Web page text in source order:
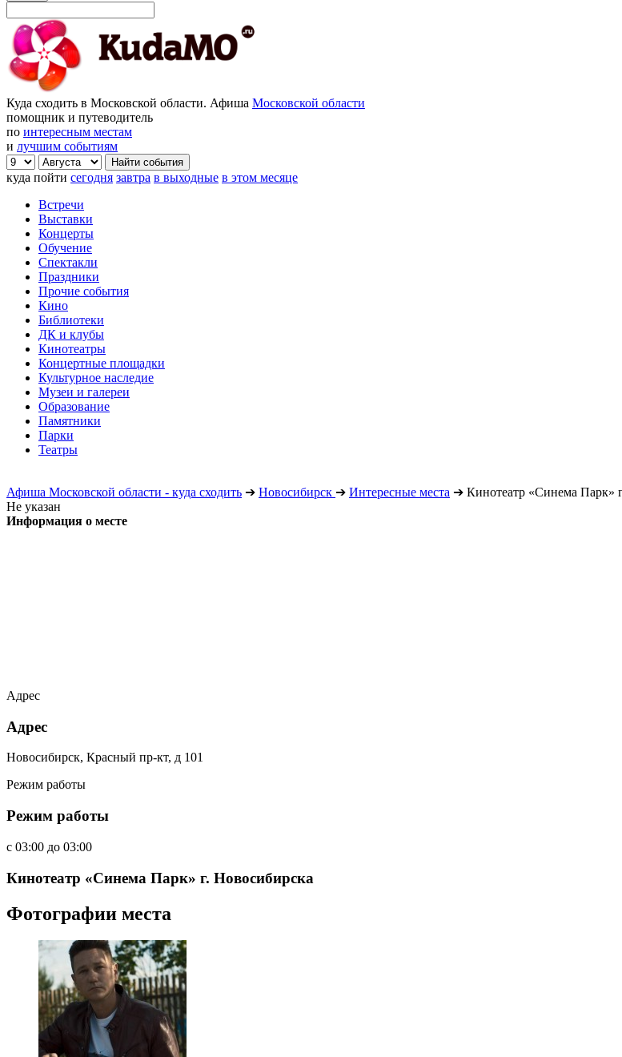
Куда сходить в Московской области. Афиша Московской области
помощник и путеводитель
по интересным местам
и лучшим событиям
куда пойти сегодня завтра в выходные в этом месяце
Встречи
Выставки
Концерты
Обучение
Спектакли
Праздники
Прочие события
Кино
Библиотеки
ДК и клубы
Кинотеатры
Концертные площадки
Культурное наследие
Музеи и галереи
Образование
Памятники
Парки
Театры
Афиша Московской области - куда сходить ➔ Новосибирск ➔ Интересные места ➔ Кинотеатр «Синема Парк»
Не указан
Информация о месте
Адрес
Адрес
Новосибирск, Красный пр-кт, д 101
Режим работы
Режим работы
c 03:00 до 03:00
Кинотеатр «Синема Парк» г. Новосибирска
Фотографии места